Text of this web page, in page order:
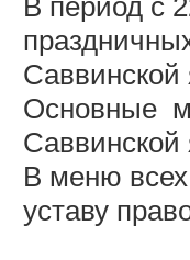
Саввинской
Основные
Саввинской
В меню
уставу